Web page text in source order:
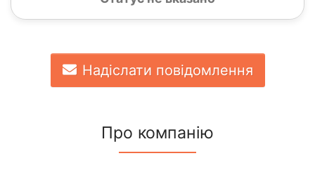
Надіслати повідомлення
Про компанію